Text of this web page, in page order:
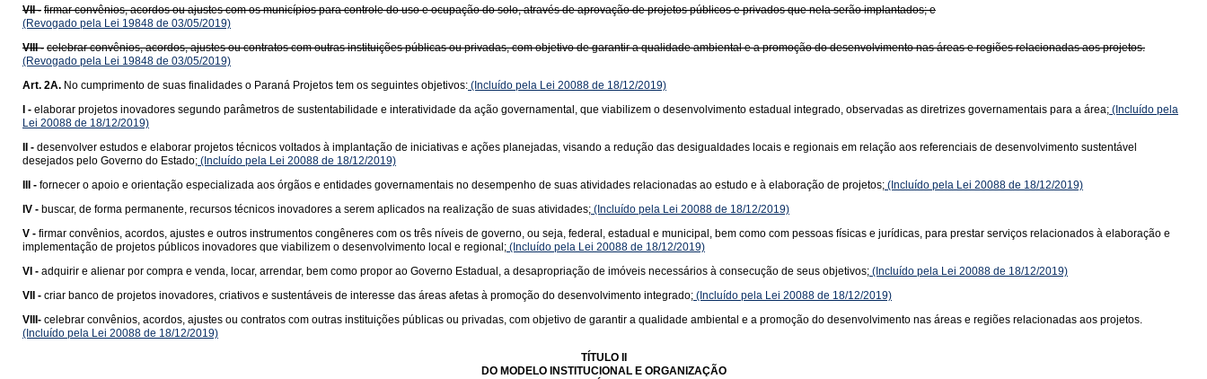
VII - firmar convênios, acordos ou ajustes com os municípios para controle do uso e ocupação do solo, através de aprovação de projetos públicos e privados que nela serão implantados; e
(Revogado pela Lei 19848 de 03/05/2019)
VIII - celebrar convênios, acordos, ajustes ou contratos com outras instituições públicas ou privadas, com objetivo de garantir a qualidade ambiental e a promoção do desenvolvimento nas áreas e regiões relacionadas aos projetos.
(Revogado pela Lei 19848 de 03/05/2019)
Art. 2A. No cumprimento de suas finalidades o Paraná Projetos tem os seguintes objetivos: (Incluído pela Lei 20088 de 18/12/2019)
I - elaborar projetos inovadores segundo parâmetros de sustentabilidade e interatividade da ação governamental, que viabilizem o desenvolvimento estadual integrado, observadas as diretrizes governamentais para a área; (Incluído pela
Lei 20088 de 18/12/2019)
II - desenvolver estudos e elaborar projetos técnicos voltados à implantação de iniciativas e ações planejadas, visando a redução das desigualdades locais e regionais em relação aos referenciais de desenvolvimento sustentável
desejados pelo Governo do Estado; (Incluído pela Lei 20088 de 18/12/2019)
III - fornecer o apoio e orientação especializada aos órgãos e entidades governamentais no desempenho de suas atividades relacionadas ao estudo e à elaboração de projetos; (Incluído pela Lei 20088 de 18/12/2019)
IV - buscar, de forma permanente, recursos técnicos inovadores a serem aplicados na realização de suas atividades; (Incluído pela Lei 20088 de 18/12/2019)
V - firmar convênios, acordos, ajustes e outros instrumentos congêneres com os três níveis de governo, ou seja, federal, estadual e municipal, bem como com pessoas físicas e jurídicas, para prestar serviços relacionados à elaboração e
implementação de projetos públicos inovadores que viabilizem o desenvolvimento local e regional; (Incluído pela Lei 20088 de 18/12/2019)
VI - adquirir e alienar por compra e venda, locar, arrendar, bem como propor ao Governo Estadual, a desapropriação de imóveis necessários à consecução de seus objetivos; (Incluído pela Lei 20088 de 18/12/2019)
VII - criar banco de projetos inovadores, criativos e sustentáveis de interesse das áreas afetas à promoção do desenvolvimento integrado; (Incluído pela Lei 20088 de 18/12/2019)
VIII- celebrar convênios, acordos, ajustes ou contratos com outras instituições públicas ou privadas, com objetivo de garantir a qualidade ambiental e a promoção do desenvolvimento nas áreas e regiões relacionadas aos projetos.
(Incluído pela Lei 20088 de 18/12/2019)
TÍTULO II
DO MODELO INSTITUCIONAL E ORGANIZAÇÃO